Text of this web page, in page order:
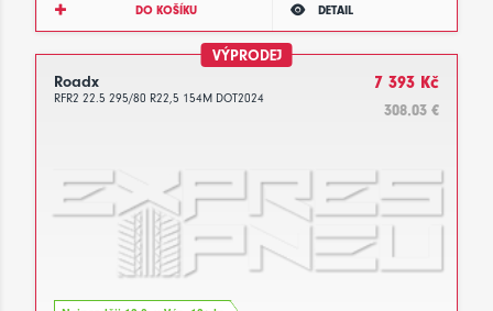
DO KOŠÍKU DETAIL
VÝPRODEJ
Roadx
RFR2 22.5 295/80 R22,5 154M DOT2024
7 393 Kč
308.03 €